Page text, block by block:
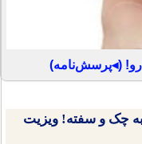
(◂پرسش‌نامه)
به چک و سفته! ویزیت